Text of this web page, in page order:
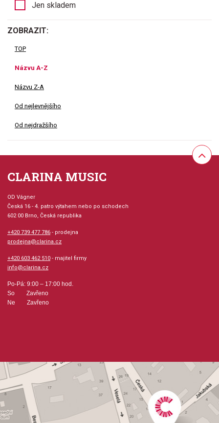
Jen skladem
ZOBRAZIT:
TOP
Názvu A-Z
Názvu Z-A
Od nejlevnějšího
Od nejdražšího
CLARINA MUSIC
OD Vágner
Česká 16 - 4. patro výtahem nebo po schodech
602 00 Brno, Česká republika
+420 739 477 786 - prodejna
prodejna@clarina.cz
+420 603 462 510 - majitel firmy
info@clarina.cz
Po-Pá: 9:00 – 17:00 hod.
So Zavřeno
Ne Zavřeno